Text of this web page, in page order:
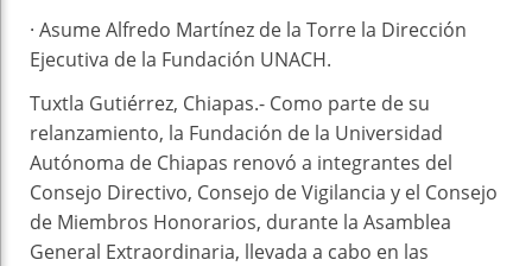
· Asume Alfredo Martínez de la Torre la Dirección
Ejecutiva de la Fundación UNACH.
Tuxtla Gutiérrez, Chiapas.- Como parte de su
relanzamiento, la Fundación de la Universidad
Autónoma de Chiapas renovó a integrantes del
Consejo Directivo, Consejo de Vigilancia y el Consejo
de Miembros Honorarios, durante la Asamblea
General Extraordinaria, llevada a cabo en las